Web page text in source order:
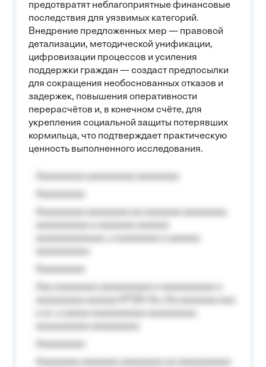
предотвратят неблагоприятные финансовые
последствия для уязвимых категорий.
Внедрение предложенных мер — правовой
детализации, методической унификации,
цифровизации процессов и усиления
поддержки граждан — создаст предпосылки
для сокращения необоснованных отказов и
задержек, повышения оперативности
перерасчётов и, в конечном счёте, для
укрепления социальной защиты потерявших
кормильца, что подтверждает практическую
ценность выполненного исследования.